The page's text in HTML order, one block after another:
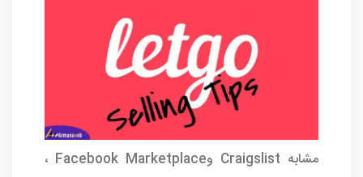
مشابه Craigslist وFacebook Marketplace ،